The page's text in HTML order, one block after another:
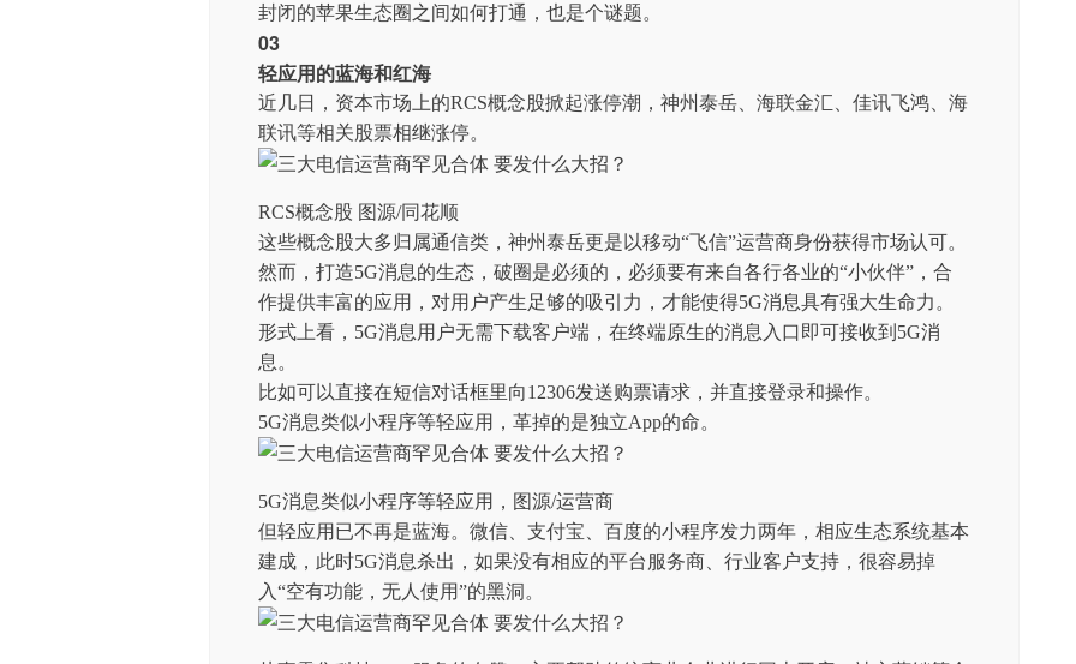
封闭的苹果生态圈之间如何打通，也是个谜题。
03
轻应用的蓝海和红海
近几日，资本市场上的RCS概念股掀起涨停潮，神州泰岳、海联金汇、佳讯飞鸿、海
联讯等相关股票相继涨停。
RCS概念股 图源/同花顺
这些概念股大多归属通信类，神州泰岳更是以移动“飞信”运营商身份获得市场认可。
然而，打造5G消息的生态，破圈是必须的，必须要有来自各行各业的“小伙伴”，合
作提供丰富的应用，对用户产生足够的吸引力，才能使得5G消息具有强大生命力。
形式上看，5G消息用户无需下载客户端，在终端原生的消息入口即可接收到5G消
息。
比如可以直接在短信对话框里向12306发送购票请求，并直接登录和操作。
5G消息类似小程序等轻应用，革掉的是独立App的命。
5G消息类似小程序等轻应用，图源/运营商
但轻应用已不再是蓝海。微信、支付宝、百度的小程序发力两年，相应生态系统基本
建成，此时5G消息杀出，如果没有相应的平台服务商、行业客户支持，很容易掉
入“空有功能，无人使用”的黑洞。